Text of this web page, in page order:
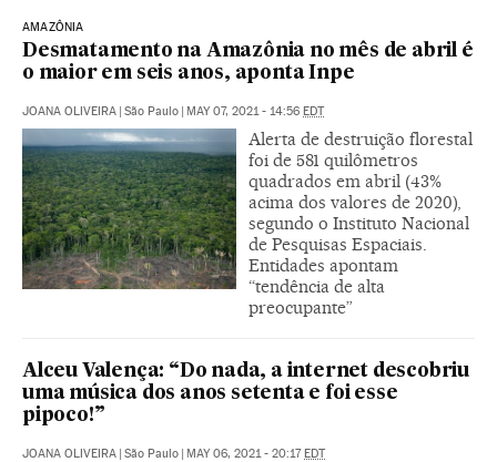
AMAZÔNIA
Desmatamento na Amazônia no mês de abril é
o maior em seis anos, aponta Inpe
JOANA OLIVEIRA | São Paulo | MAY 07, 2021 - 14:56 EDT
Alerta de destruição florestal
foi de 581 quilômetros
quadrados em abril (43%
acima dos valores de 2020),
segundo o Instituto Nacional
de Pesquisas Espaciais.
Entidades apontam
“tendência de alta
preocupante”
Alceu Valença: “Do nada, a internet descobriu
uma música dos anos setenta e foi esse
pipoco!”
JOANA OLIVEIRA | São Paulo | MAY 06, 2021 - 20:17EDT